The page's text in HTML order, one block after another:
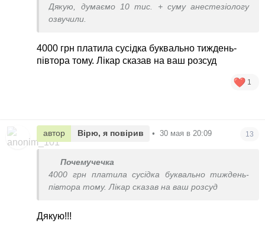
Дякую, думаємо 10 тис. + суму анестезіологу
озвучили.
4000 грн платила сусідка буквально тиждень-
півтора тому. Лікар сказав на ваш розсуд
1
автор Вірю, я повірив • 30 мая в 20:09 13
Почемучечка
4000 грн платила сусідка буквально тиждень-
півтора тому. Лікар сказав на ваш розсуд
Дякую!!!